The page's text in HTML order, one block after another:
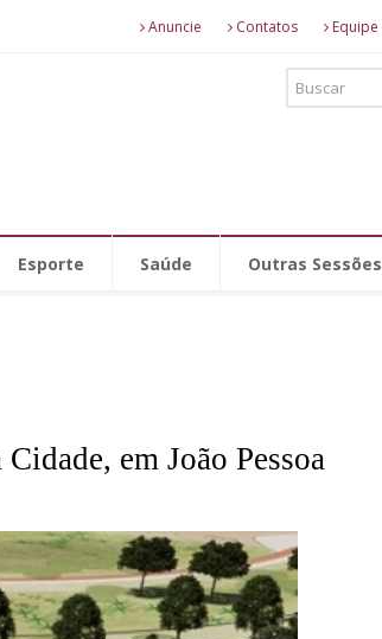
Anuncie Contatos Equipe
Esporte Saúde Outras Sessões
em João Pessoa